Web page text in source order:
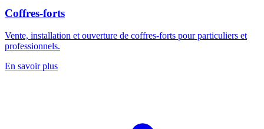
Coffres-forts
Vente, installation et ouverture de coffres-forts pour particuliers et
professionnels.
En savoir plus